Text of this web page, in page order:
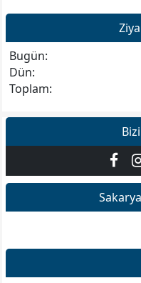
Bugün:
Dün:
Toplam: